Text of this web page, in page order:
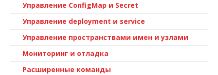
Управление ConfigMap и Secret
Управление deployment и service
Управление пространствами имен и узлами
Мониторинг и отладка
Расширенные команды